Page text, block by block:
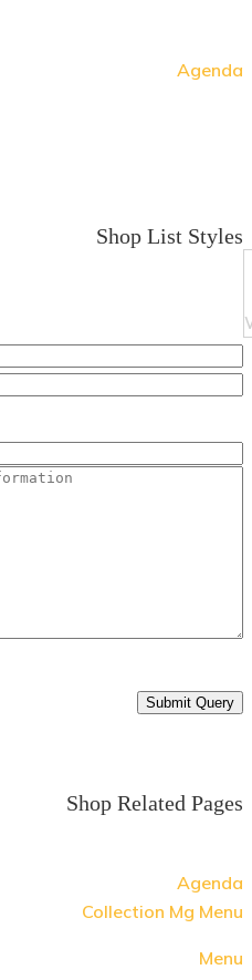
Agenda
Shop List Styles
Shop Related Pages
Agenda
Collection Mg Menu
Menu